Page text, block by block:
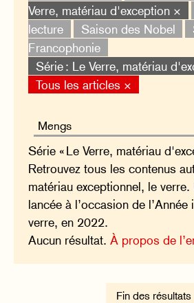
Verre, matériau d'exception ×
lecture
Saison des Nobel
Francophonie
Série : Le Verre, matériau
Tous les articles ×
Série « Le Verre, matériau
Retrouvez tous les contenus
matériau exceptionnel, le verre.
lancée à l’occasion de
verre, en 2022.
Aucun résultat.À propos de
Fin des résultats